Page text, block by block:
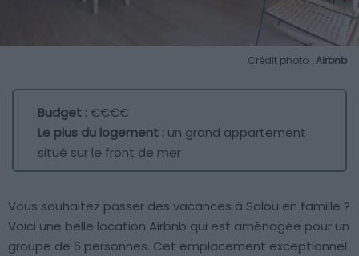
Crédit photo : Airbnb
Budget :€€€€
Le plus du logement : un grand appartement
situé sur le front de mer
Vous souhaitez passer des vacances à Salou en famille ?
Voici une belle location Airbnb qui est aménagée pour un
groupe de 6 personnes. Cet emplacement exceptionnel